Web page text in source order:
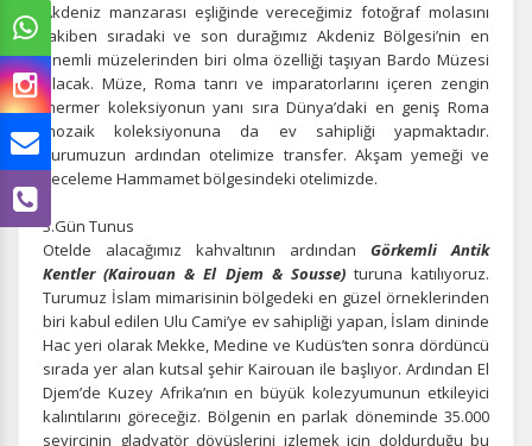
ÇEREZ KULLANIM AYARLARINIZ
Çerez tercihlerinizibelirleyin.
Daha fazla bilgi içinKVKK bilgilendirmemizi,çerez kullanımve
gizlilik koşullarınıinceleyebilirsiniz.
Akdeniz manzarası eşliğinde vereceğimiz fotoğraf molasını
takiben sıradaki ve son durağımız Akdeniz Bölgesi’nin en
önemli müzelerinden biri olma özelliği taşıyan Bardo Müzesi
olacak. Müze, Roma tanrı ve imparatorlarını içeren zengin
mermer koleksiyonun yanı sıra Dünya’daki en geniş Roma
mozaik koleksiyonuna da ev sahipliği yapmaktadır.
Turumuzun ardından otelimize transfer. Akşam yemeği ve
geceleme Hammamet bölgesindeki otelimizde.
3.Gün Tunus
Otelde alacağımız kahvaltının ardından Görkemli Antik
Kentler (Kairouan & El Djem & Sousse) turuna katılıyoruz.
Turumuz İslam mimarisinin bölgedeki en güzel örneklerinden
biri kabul edilen Ulu Cami’ye ev sahipliği yapan, İslam dininde
Hac yeri olarak Mekke, Medine ve Kudüs’ten sonra dördüncü
sırada yer alan kutsal şehir Kairouan ile başlıyor. Ardından El
Djem’de Kuzey Afrika’nın en büyük kolezyumunun etkileyici
kalıntılarını göreceğiz. Bölgenin en parlak döneminde 35.000
seyircinin gladyatör dövüşlerini izlemek için doldurduğu bu